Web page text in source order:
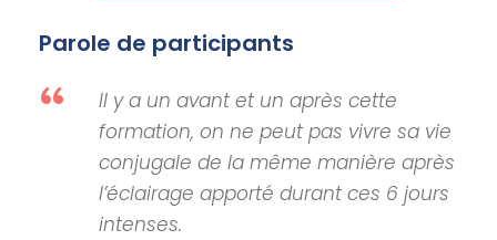
Parole de participants
“
Il y a un avant et un après cette
formation, on ne peut pas vivre sa vie
conjugale de la même manière après
l’éclairage apporté durant ces 6 jours
intenses.